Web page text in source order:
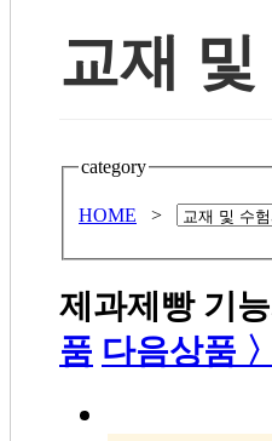
교재 및
category
HOME >
제과제빵 기
품 다음상품 〉